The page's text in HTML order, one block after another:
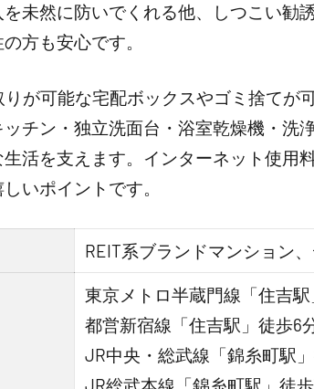
未然に防いでくれる他、しつこい勧
方も安心です。
が可能な宅配ボックスやゴミ捨てが
チン・独立洗面台・浴室乾燥機・洗
活を支えます。インターネット使用
いポイントです。
REIT系ブランドマンション
東京メトロ半蔵門線「住吉
都営新宿線「住吉駅」徒歩6
JR中央・総武線「錦糸町駅